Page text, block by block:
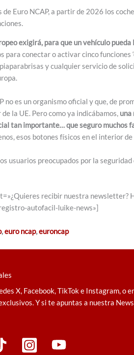
Euro NCAP, a partir de 2026 los
exigirá, para que un vehículo
para conectar o activar cinco funciones
y cualquier servicio de
no es un organismo oficial y que, de
la UE. Pero como ya indicábamos, una
tan importante… que seguro muchos
esos botones físicos en el interior de
usuarios preocupados por la
recibir nuestra newsletter?
autofacil-luike-news»]
,euro ncap,euroncap
X, Facebook, TikTok e Instagram, o
Y si te apuntas a nuestra